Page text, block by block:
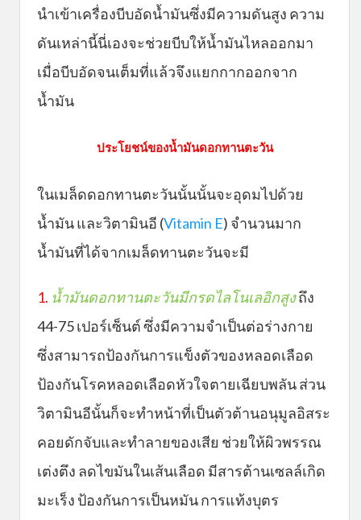
นำเข้าเครื่องบีบอัดน้ำมันซึ่งมีความดันสูง ความ
ดันเหล่านี้นี่เองจะช่วยบีบให้น้ำมันไหลออกมา
เมื่อบีบอัดจนเต็มที่แล้วจึงแยกกากออกจาก
น้ำมัน
ประโยชน์ของน้ำมันดอกทานตะวัน
ในเมล็ดดอกทานตะวันนั้นนั้นจะอุดมไปด้วย
น้ำมัน และวิตามินอี (Vitamin E) จำนวนมาก
น้ำมันที่ได้จากเมล็ดทานตะวันจะมี
1. น้ำมันดอกทานตะวันมีกรดไลโนเลอิกสูงถึง
44-75 เปอร์เซ็นต์ ซึ่งมีความจำเป็นต่อร่างกาย
ซึ่งสามารถป้องกันการแข็งตัวของหลอดเลือด
ป้องกันโรคหลอดเลือดหัวใจตายเฉียบพลัน ส่วน
วิตามินอีนั้นก็จะทำหน้าที่เป็นตัวต้านอนุมูลอิสระ
คอยดักจับและทำลายของเสีย ช่วยให้ผิวพรรณ
เต่งตึง ลดไขมันในเส้นเลือด มีสารต้านเซลล์เกิด
มะเร็ง ป้องกันการเป็นหมัน การแท้งบุตร